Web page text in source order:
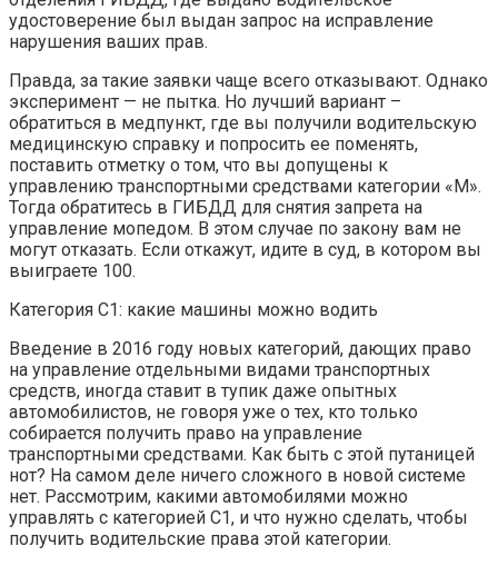
удостоверение был выдан запрос на исправление
нарушения ваших прав.
Правда, за такие заявки чаще всего отказывают. Однако
эксперимент — не пытка. Но лучший вариант –
обратиться в медпункт, где вы получили водительскую
медицинскую справку и попросить ее поменять,
поставить отметку о том, что вы допущены к
управлению транспортными средствами категории «М».
Тогда обратитесь в ГИБДД для снятия запрета на
управление мопедом. В этом случае по закону вам не
могут отказать. Если откажут, идите в суд, в котором вы
выиграете 100.
Категория С1: какие машины можно водить
Введение в 2016 году новых категорий, дающих право
на управление отдельными видами транспортных
средств, иногда ставит в тупик даже опытных
автомобилистов, не говоря уже о тех, кто только
собирается получить право на управление
транспортными средствами. Как быть с этой путаницей
нот? На самом деле ничего сложного в новой системе
нет. Рассмотрим, какими автомобилями можно
управлять с категорией С1, и что нужно сделать, чтобы
получить водительские права этой категории.